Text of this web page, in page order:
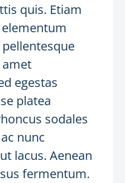
quis. Etiam
egestas
platea
sodales
nunc
lacus. Aenean
fermentum.